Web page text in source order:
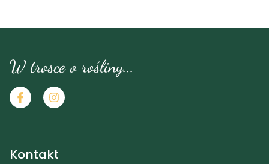
W trosce o rośliny...
Kontakt